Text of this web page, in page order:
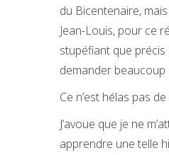
du Bicentenaire,
Jean-Louis, pour ce
stupéfiant que précis
demander beaucoup
Ce n’est hélas pas
J’avoue que je ne
apprendre une telle